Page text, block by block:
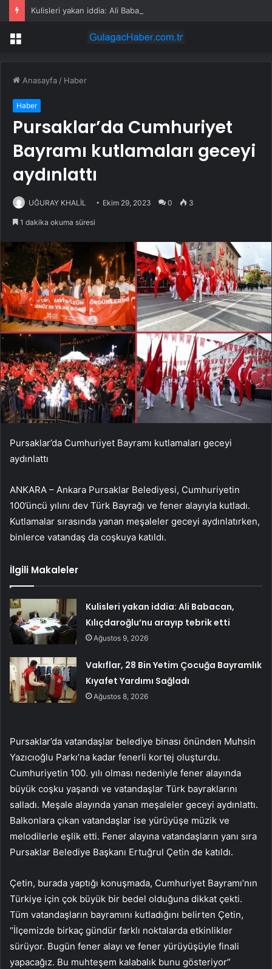
Menü
Anasayfa / Haber
Haber
Pursaklar’da Cumhuriyet
Bayramı kutlamaları geceyi
aydınlattı
UĞURAY KHALİL Ekim 29, 2023 0 3
1 dakika okuma süresi
Pursaklar’da Cumhuriyet Bayramı kutlamaları geceyi
aydınlattı
ANKARA – Ankara Pursaklar Belediyesi, Cumhuriyetin
100’üncü yılını dev Türk Bayrağı ve fener alayıyla kutladı.
Kutlamalar sırasında yanan meşaleler geceyi aydınlatırken,
binlerce vatandaş da coşkuya katıldı.
İlgili Makaleler
Kulisleri yakan iddia: Ali Babacan,
Kılıçdaroğlu’nu arayıp tebrik etti
Ağustos 9, 2026
Vakıflar, 28 Bin Yetim Çocuğa Bayramlık
Kıyafet Yardımı Sağladı
Ağustos 8, 2026
Pursaklar’da vatandaşlar belediye binası önünden Muhsin
Yazıcıoğlu Parkı’na kadar fenerli kortej oluşturdu.
Cumhuriyetin 100. yılı olması nedeniyle fener alayında
büyük coşku yaşandı ve vatandaşlar Türk bayraklarını
salladı. Meşale alayında yanan meşaleler geceyi aydınlattı.
Balkonlara çıkan vatandaşlar ise yürüyüşe müzik ve
melodilerle eşlik etti. Fener alayına vatandaşların yanı sıra
Pursaklar Belediye Başkanı Ertuğrul Çetin de katıldı.
Çetin, burada yaptığı konuşmada, Cumhuriyet Bayramı’nın
Türkiye için çok büyük bir bedel olduğuna dikkat çekti.
Tüm vatandaşların bayramını kutladığını belirten Çetin,
“İlçemizde birkaç gündür farklı noktalarda etkinlikler
sürüyor. Bugün fener alayı ve fener yürüyüşüyle ​​finali
yapacağız. Bu muhteşem kalabalık bunu gösteriyor”